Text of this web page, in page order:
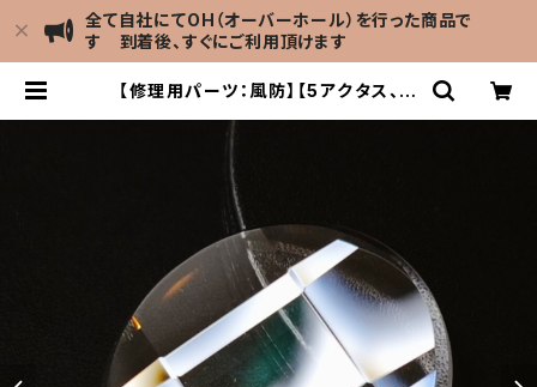
全て自社にてOH（オーバーホール）を行った商品で
す 到着後、すぐにご利用頂けます
【修理用パーツ：風防】【5アクタス、ロ
イコー）70系＆61系＆56系 交換用風
防 直径30mm×厚さ3.0mm 9面カ
ットガラス風防/ミネラルガラス LEV
EL7 | LEVEL7 Antique Watch館